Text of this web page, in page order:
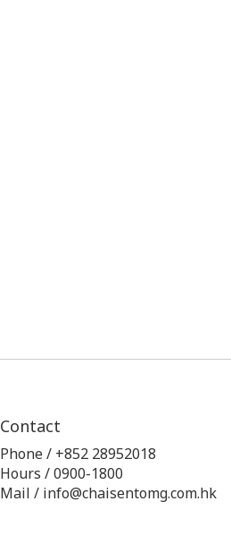
Contact
Phone / +852 28952018
Hours / 0900-1800
Mail / info@chaisentomg.com.hk